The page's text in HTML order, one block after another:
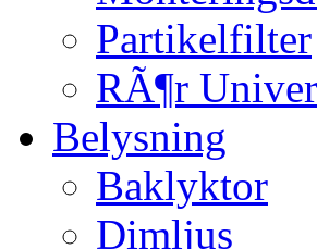
Partikelfilter
RÃ¶r
Belysning
Baklyktor
Dimljus